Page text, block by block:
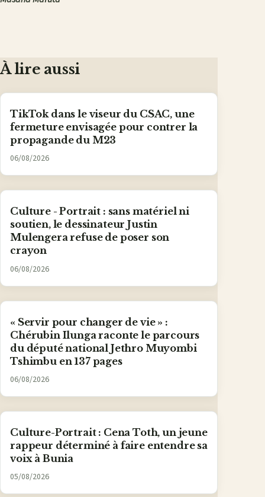
À lire aussi
TikTok dans le viseur du CSAC, une
fermeture envisagée pour contrer la
propagande du M23
06/08/2026
Culture - Portrait : sans matériel ni
soutien, le dessinateur Justin
Mulengera refuse de poser son
crayon
06/08/2026
« Servir pour changer de vie » :
Chérubin Ilunga raconte le parcours
du député national Jethro Muyombi
Tshimbu en 137 pages
06/08/2026
Culture-Portrait : Cena Toth, un jeune
rappeur déterminé à faire entendre sa
voix à Bunia
05/08/2026